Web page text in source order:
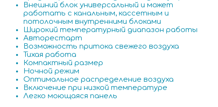
Внешний блок универсальный и может
работать с канальным, кассетным и
потолочным внутренними блоками
Широкий температурный диапазон работы
Авторестарт
Возможность притока свежего воздуха
Тихая работа
Компактный размер
Ночной режим
Оптимальное распределение воздуха
Включение при низкой температуре
Легко моющаяся панель